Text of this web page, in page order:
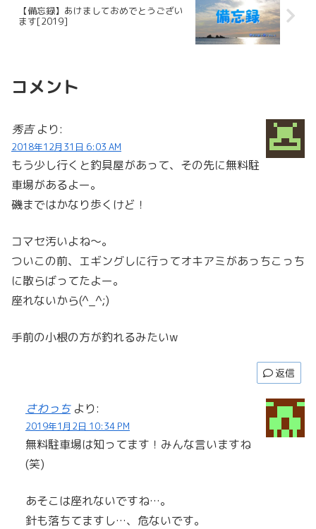
【備忘録】あけましておめでとうござい
ます[2019]
コメント
秀吉 より:
2018年12月31日 6:03 AM
もう少し行くと釣具屋があって、その先に無料駐
車場があるよー。
磯まではかなり歩くけど！
コマセ汚いよね〜。
ついこの前、エギングしに行ってオキアミがあっちこっち
に散らばってたよー。
座れないから(^_^;)
手前の小根の方が釣れるみたいw
返信
さわっち より:
2019年1月2日 10:34 PM
無料駐車場は知ってます！みんな言いますね
(笑)
あそこは座れないですね…。
針も落ちてますし…、危ないです。